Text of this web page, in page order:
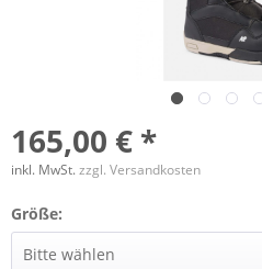
165,00 € *
inkl. MwSt.zzgl. Versandkosten
Größe: